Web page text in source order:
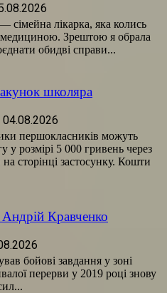
сімейна лікарка, яка колись
Зрештою я обрала
обидві справи...
школяра
04.08.2026
першокласників можуть
у розмірі 5 000 гривень через
сторінці застосунку. Кошти
Кравченко
бойові завдання у зоні
перерви у 2019 році знову